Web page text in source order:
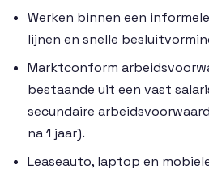
Werken binnen een
lijnen en snelle
Marktconform
bestaande uit een vast
secundaire
na 1 jaar).
Leaseauto, laptop en